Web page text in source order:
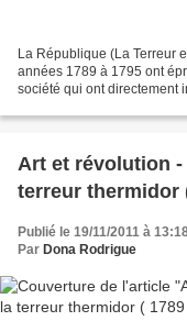
La République (La Terreur
années 1789 à 1795 ont
société qui ont directement
Art et révolution
terreur thermidor
Publié le 19/11/2011 à
Par Dona Rodrigue